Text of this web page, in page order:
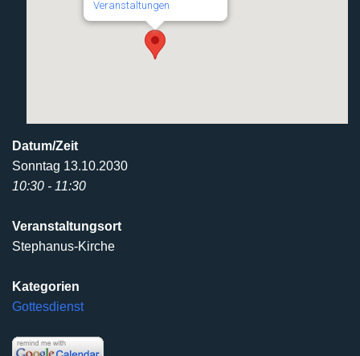
Veranstaltungen
Datum/Zeit
Sonntag 13.10.2030
10:30 - 11:30
Veranstaltungsort
Stephanus-Kirche
Kategorien
Gottesdienst